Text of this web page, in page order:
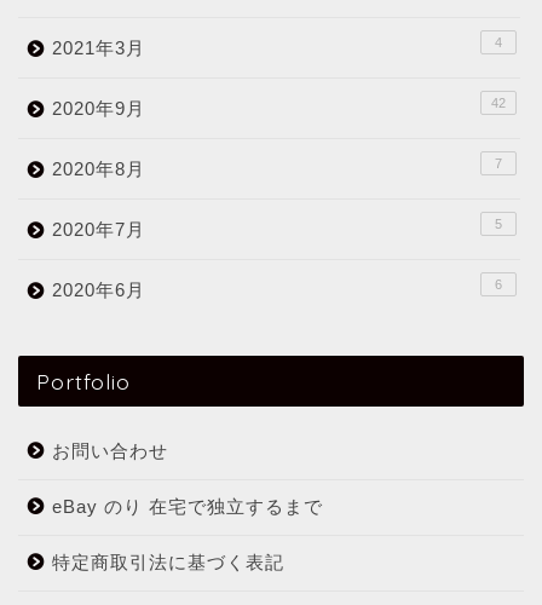
2021年3月 4
2020年9月 42
2020年8月 7
2020年7月 5
2020年6月 6
Portfolio
お問い合わせ
eBay のり 在宅で独立するまで
特定商取引法に基づく表記